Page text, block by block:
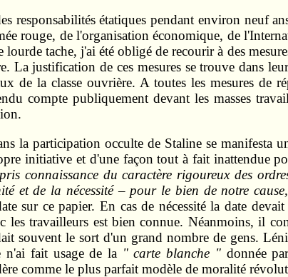
responsabilités étatiques pendant environ neuf
rouge, de l'organisation économique, de
tache, j'ai été obligé de recourir à des
La justification de ces mesures se trouve dans
de la classe ouvrière. A toutes les mesures de
compte publiquement devant les masses
la participation occulte de Staline se manifesta
initiative et d'une façon tout à fait inattendue
connaissance du caractère rigoureux des
et de la nécessité – pour le bien de notre
sur ce papier. En cas de nécessité la date
les travailleurs est bien connue. Néanmoins, il
souvent le sort d'un grand nombre de gens.
n'ai fait usage de la " carte blanche "donnée
comme le plus parfait modèle de moralité